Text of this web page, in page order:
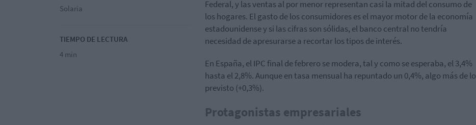
Solaria
TIEMPO DE LECTURA
4 min
Federal, y las ventas al por menor representan casi la mitad del consumo de
los hogares. El gasto de los consumidores es el mayor motor de la economía
estadounidense y si las cifras son sólidas, el banco central no tendría
necesidad de apresurarse a recortar los tipos de interés.
En España, el IPC final de febrero se modera, tal y como se esperaba, el 3,4%
hasta el 2,8%. Aunque en tasa mensual ha repuntado un 0,4%, algo más de lo
previsto (+0,3%).
Protagonistas empresariales